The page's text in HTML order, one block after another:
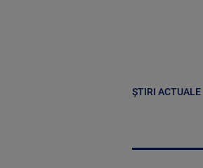
ȘTIRI ACTUALE